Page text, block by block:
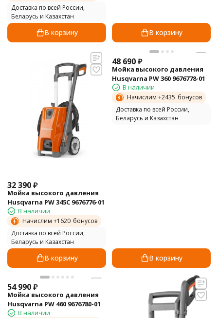
Доставка по всей России,
Беларусь и Казахстан
В корзину В корзину
32 390₽
Мойка высокого давления
Husqvarna PW 345C 9676776-01
В наличии
Начислим +1620 бонусов
Доставка по всей России,
Беларусь и Казахстан
В корзину
48 690₽
Мойка высокого давления
Husqvarna PW 360 9676778-01
В наличии
Начислим +2435 бонусов
Доставка по всей России,
Беларусь и Казахстан
В корзину
54 990₽
Мойка высокого давления
Husqvarna PW 460 9676780-01
В наличии